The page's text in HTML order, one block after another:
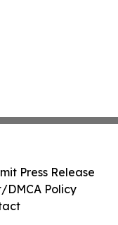
Press Release
DMCA Policy